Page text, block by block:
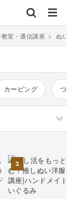
室・通信講座 > ぬ
カービング
・絵画
3